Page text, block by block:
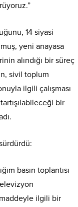
14 siyasi
yeni anayasa
alındığı bir süreç
sivil toplum
ilgili çalışması
bir
basın toplantısı
ilgili bir